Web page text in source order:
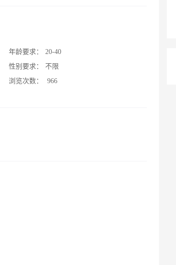
年龄要求：
20-40
性别要求：
不限
浏览次数：
966